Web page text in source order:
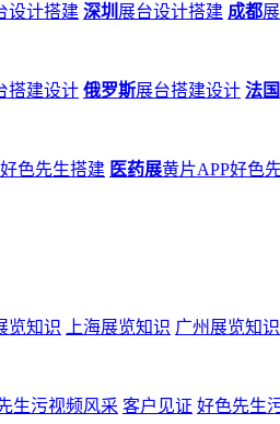
设计搭建 深圳 展台设计搭建 成都
搭建设计 俄罗斯展台搭建设计 法国
色先生搭建 医药展黄片APP好色
览知识 上海展览知识 广州展览知识
生污视频风采 客户见证 好色先生